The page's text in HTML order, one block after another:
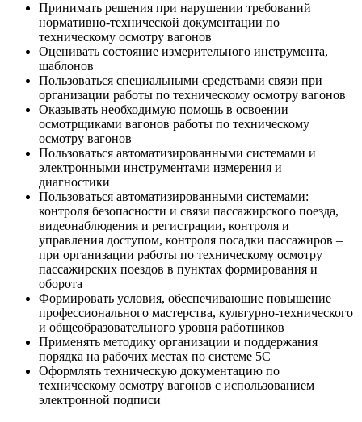
Принимать решения при нарушении требований
нормативно-технической документации по
техническому осмотру вагонов
Оценивать состояние измерительного инструмента,
шаблонов
Пользоваться специальными средствами связи при
организации работы по техническому осмотру вагонов
Оказывать необходимую помощь в освоении
осмотрщиками вагонов работы по техническому
осмотру вагонов
Пользоваться автоматизированными системами и
электронными инструментами измерения и
диагностики
Пользоваться автоматизированными системами:
контроля безопасности и связи пассажирского поезда,
видеонаблюдения и регистрации, контроля и
управления доступом, контроля посадки пассажиров –
при организации работы по техническому осмотру
пассажирских поездов в пунктах формирования и
оборота
Формировать условия, обеспечивающие повышение
профессионального мастерства, культурно-технического
и общеобразовательного уровня работников
Применять методику организации и поддержания
порядка на рабочих местах по системе 5С
Оформлять техническую документацию по
техническому осмотру вагонов с использованием
электронной подписи